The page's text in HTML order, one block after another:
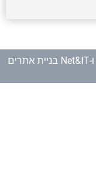
ו-
Net&IT בניית אתרים